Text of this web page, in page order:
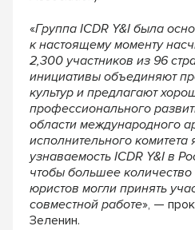
«Группа ICDR Y&I была
к настоящему моменту
2,300 участников из 96
инициативы объединяют
культур и предлагают
профессионального
области международного
исполнительного
узнаваемость ICDR Y&I в
чтобы большее
юристов могли принять
совместной работе», —
Зеленин.